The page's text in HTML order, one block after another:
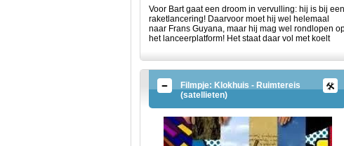
Voor Bart gaat een droom in vervulling: hij is bij een
raketlancering! Daarvoor moet hij wel helemaal
naar Frans Guyana, maar hij mag wel rondlopen
het lanceerplatform! Het staat daar vol met koelt
Filmpje: Klokhuis - Ruimtereis
(satellieten)